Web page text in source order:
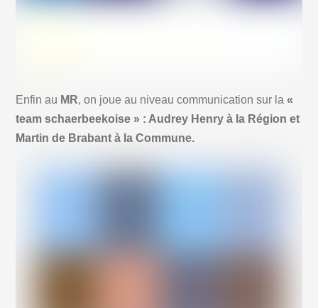
Enfin au MR, on joue au niveau communication sur la«
team schaerbeekoise » : Audrey Henry à la Région et
Martin de Brabant à la Commune.